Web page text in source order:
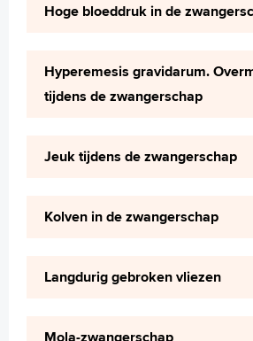
Hoge bloeddruk in de
Hyperemesis gravidarum.
tijdens de zwangerschap
Jeuk tijdens de zwangerschap
Kolven in de zwangerschap
Langdurig gebroken vliezen